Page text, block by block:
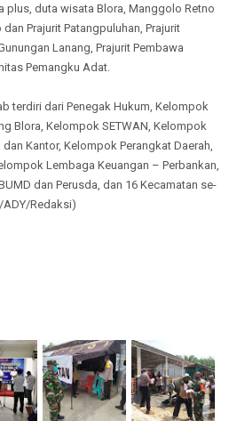
plus, duta wisata Blora, Manggolo Retno
Prajurit Patangpuluhan, Prajurit
Lanang, Prajurit Pembawa
Pemangku Adat.
terdiri dari Penegak Hukum, Kelompok
Blora, Kelompok SETWAN, Kelompok
Kantor, Kelompok Perangkat Daerah,
Lembaga Keuangan – Perbankan,
dan Perusda, dan 16 Kecamatan se-
Redaksi)